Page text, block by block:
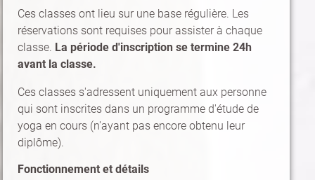
Ces classes ont lieu sur une base régulière. Les
réservations sont requises pour assister à chaque
classe. La période d'inscription se termine 24h
avant la classe.
Ces classes s'adressent uniquement aux personne
qui sont inscrites dans un programme d'étude de
yoga en cours (n'ayant pas encore obtenu leur
diplôme).
Fonctionnement et détails